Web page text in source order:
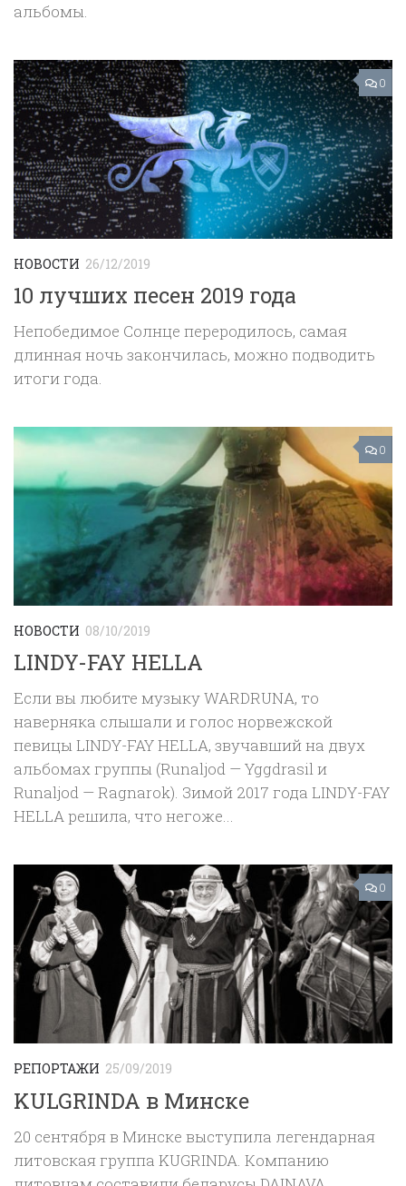
альбомы.
0
НОВОСТИ 26/12/2019
10 лучших песен 2019 года
Непобедимое Солнце переродилось, самая
длинная ночь закончилась, можно подводить
итоги года.
0
НОВОСТИ 08/10/2019
LINDY-FAY HELLA
Если вы любите музыку WARDRUNA, то
наверняка слышали и голос норвежской
певицы LINDY-FAY HELLA, звучавший на двух
альбомах группы (Runaljod — Yggdrasil и
Runaljod — Ragnarok). Зимой 2017 года LINDY-FAY
HELLA решила, что негоже...
0
РЕПОРТАЖИ 25/09/2019
KULGRINDA в Минске
20 сентября в Минске выступила легендарная
литовская группа KUGRINDA. Компанию